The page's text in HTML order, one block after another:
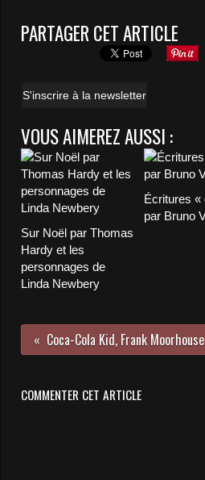
PARTAGER CET ARTICLE
S'inscrire à la newsletter
VOUS AIMEREZ AUSSI :
Sur Noël par Thomas
Hardy et les
personnages de
Linda Newbery
Écritures «
par Bruno
Coca-Cola Kid, Frank Moorhouse
COMMENTER CET ARTICLE